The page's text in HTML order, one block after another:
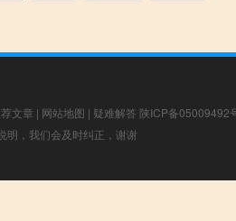
文章 | 网站地图 | 疑难解答 陕ICP备05009492
明，我们会及时纠正，谢谢